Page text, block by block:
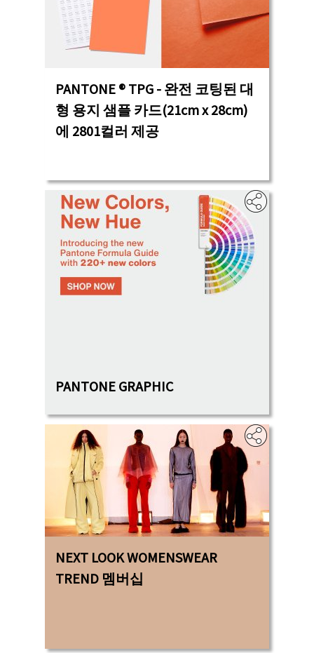
PANTONE ® TPG - 완전 코팅된 대
형 용지 샘플 카드(21cm x 28cm)
에 2801컬러 제공
PANTONE GRAPHIC
NEXT LOOK WOMENSWEAR
TREND 멤버십